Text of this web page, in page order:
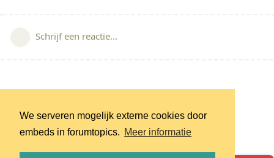
We serveren mogelijk externe cookies door
embeds in forumtopics. Meer informatie
Schrijf een reactie...